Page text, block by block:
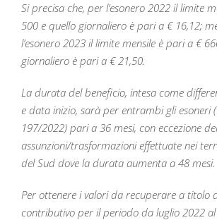
Si precisa che, per l’esonero 2022 il limite
500 e quello giornaliero è pari a € 16,12;
l’esonero 2023 il limite mensile è pari a €
giornaliero è pari a € 21,50.
La durata del beneficio, intesa come
e data inizio, sarà per entrambi gli esoneri
197/2022) pari a 36 mesi, con eccezione
assunzioni/trasformazioni effettuate nei
del Sud dove la durata aumenta a 48 mesi.
Per ottenere i valori da recuperare a titolo
contributivo per il periodo da luglio 2022